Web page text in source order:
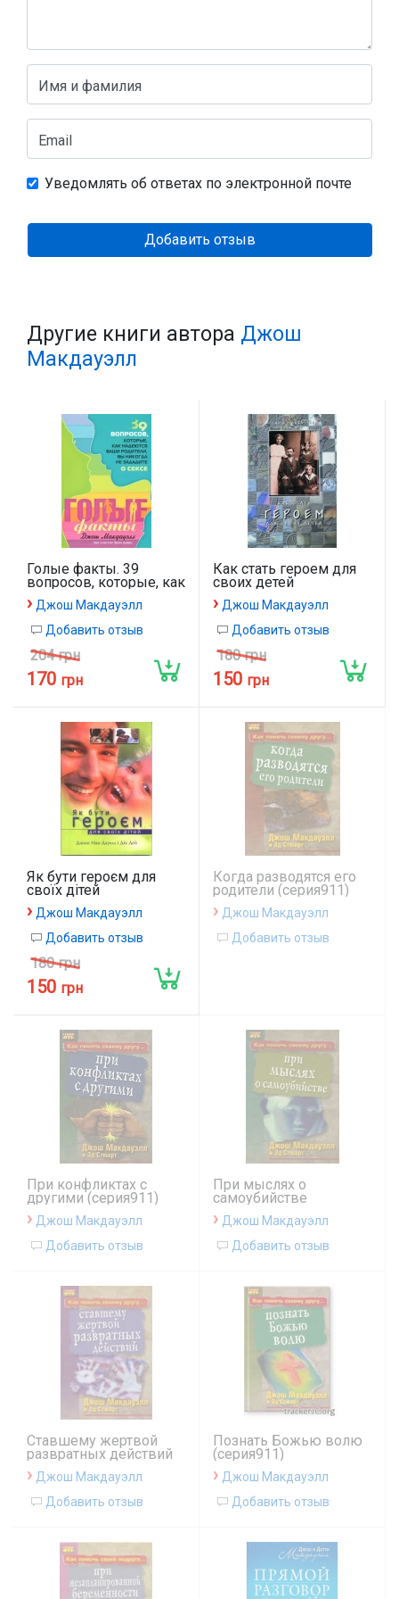
Имя и фамилия
Email
Уведомлять об ответах по электронной почте
Добавить отзыв
Другие книги автора Джош
Макдауэлл
Голые факты. 39
вопросов, которые, как
надеются ваши
родители, вы никогда
не зададите о сексе
› Джош Макдауэлл
Добавить отзыв
204 грн
170 грн
Как стать героем для
своих детей
› Джош Макдауэлл
Добавить отзыв
180 грн
150 грн
Як бути героєм для
своїх дітей
› Джош Макдауэлл
Добавить отзыв
180 грн
150 грн
Когда разводятся его
родители (серия911)
› Джош Макдауэлл
Добавить отзыв
При конфликтах с
другими (серия911)
› Джош Макдауэлл
Добавить отзыв
При мыслях о
самоубийстве
(серия911)
› Джош Макдауэлл
Добавить отзыв
Ставшему жертвой
развратных действий
(серия911)
› Джош Макдауэлл
Добавить отзыв
Познать Божью волю
(серия911)
› Джош Макдауэлл
Добавить отзыв